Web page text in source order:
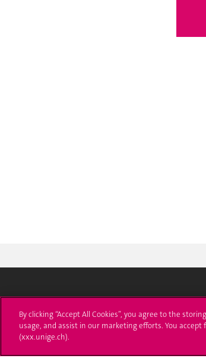
24 rue du Général-Dufour
By clicking “Accept All Cookies”, you agree to the
usage, and assist in our marketing efforts. You
(xxx.unige.ch).